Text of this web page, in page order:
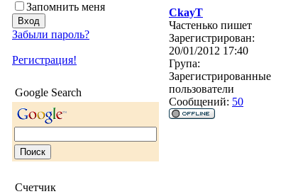
Запомнить меня
Забыли пароль?
Регистрация!
Google Search
Счетчик
CkayT
Частенько пишет
Зарегистрирован:
20/01/2012 17:40
Група:
Зарегистрированные
пользователи
Сообщений: 50